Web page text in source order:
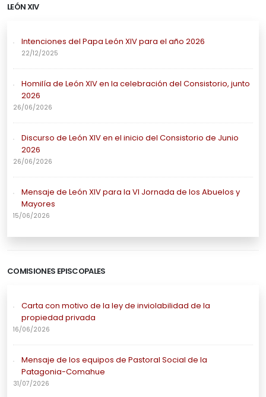
LEÓN XIV
Intenciones del Papa León XIV para el año 2026
22/12/2025
Homilía de León XIV en la celebración del Consistorio, junto
2026
26/06/2026
Discurso de León XIV en el inicio del Consistorio de Junio
2026
26/06/2026
Mensaje de León XIV para la VI Jornada de los Abuelos y
Mayores
15/06/2026
COMISIONES EPISCOPALES
Carta con motivo de la ley de inviolabilidad de la
propiedad privada
16/06/2026
Mensaje de los equipos de Pastoral Social de la
Patagonia-Comahue
31/07/2026